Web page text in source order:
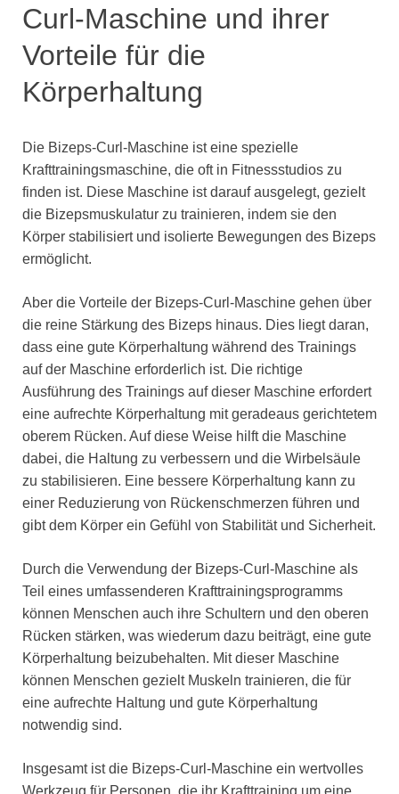
Curl-Maschine und ihrer
Vorteile für die
Körperhaltung
Die Bizeps-Curl-Maschine ist eine spezielle
Krafttrainingsmaschine, die oft in Fitnessstudios zu
finden ist. Diese Maschine ist darauf ausgelegt, gezielt
die Bizepsmuskulatur zu trainieren, indem sie den
Körper stabilisiert und isolierte Bewegungen des Bizeps
ermöglicht.
Aber die Vorteile der Bizeps-Curl-Maschine gehen über
die reine Stärkung des Bizeps hinaus. Dies liegt daran,
dass eine gute Körperhaltung während des Trainings
auf der Maschine erforderlich ist. Die richtige
Ausführung des Trainings auf dieser Maschine erfordert
eine aufrechte Körperhaltung mit geradeaus gerichtetem
oberem Rücken. Auf diese Weise hilft die Maschine
dabei, die Haltung zu verbessern und die Wirbelsäule
zu stabilisieren. Eine bessere Körperhaltung kann zu
einer Reduzierung von Rückenschmerzen führen und
gibt dem Körper ein Gefühl von Stabilität und Sicherheit.
Durch die Verwendung der Bizeps-Curl-Maschine als
Teil eines umfassenderen Krafttrainingsprogramms
können Menschen auch ihre Schultern und den oberen
Rücken stärken, was wiederum dazu beiträgt, eine gute
Körperhaltung beizubehalten. Mit dieser Maschine
können Menschen gezielt Muskeln trainieren, die für
eine aufrechte Haltung und gute Körperhaltung
notwendig sind.
Insgesamt ist die Bizeps-Curl-Maschine ein wertvolles